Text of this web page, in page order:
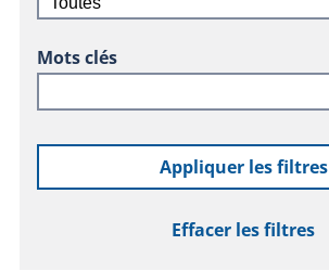
Mots clés
Appliquer les filtres
Effacer les filtres